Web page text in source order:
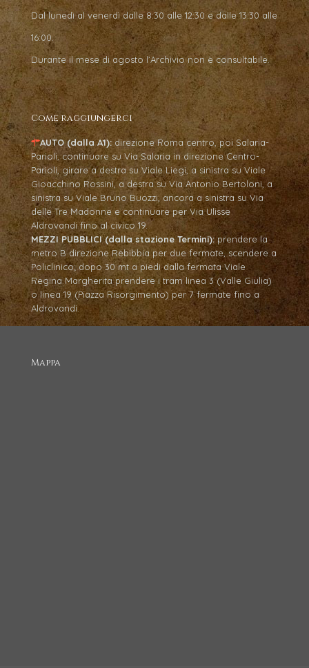
Dal lunedì al venerdì dalle 8:30 alle 12:30 e dalle 13:30 alle
16:00.
Durante il mese di agosto l’Archivio non è consultabile.
Come raggiungerci
AUTO (dalla A1): direzione Roma centro, poi Salaria-
Parioli, continuare su Via Salaria in direzione Centro-
Parioli, girare a destra su Viale Liegi, a sinistra su Viale
Gioacchino Rossini, a destra su Via Antonio Bertoloni, a
sinistra su Viale Bruno Buozzi, ancora a sinistra su Via
delle Tre Madonne e continuare per Via Ulisse
Aldrovandi fino al civico 19.
MEZZI PUBBLICI (dalla stazione Termini): prendere la
metro B direzione Rebibbia per due fermate, scendere a
Policlinico; dopo 30 mt a piedi dalla fermata Viale
Regina Margherita prendere i tram linea 3 (Valle Giulia)
o linea 19 (Piazza Risorgimento) per 7 fermate fino a
Aldrovandi.
Mappa